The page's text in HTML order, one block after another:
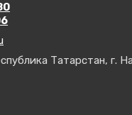
Татарстан, г.